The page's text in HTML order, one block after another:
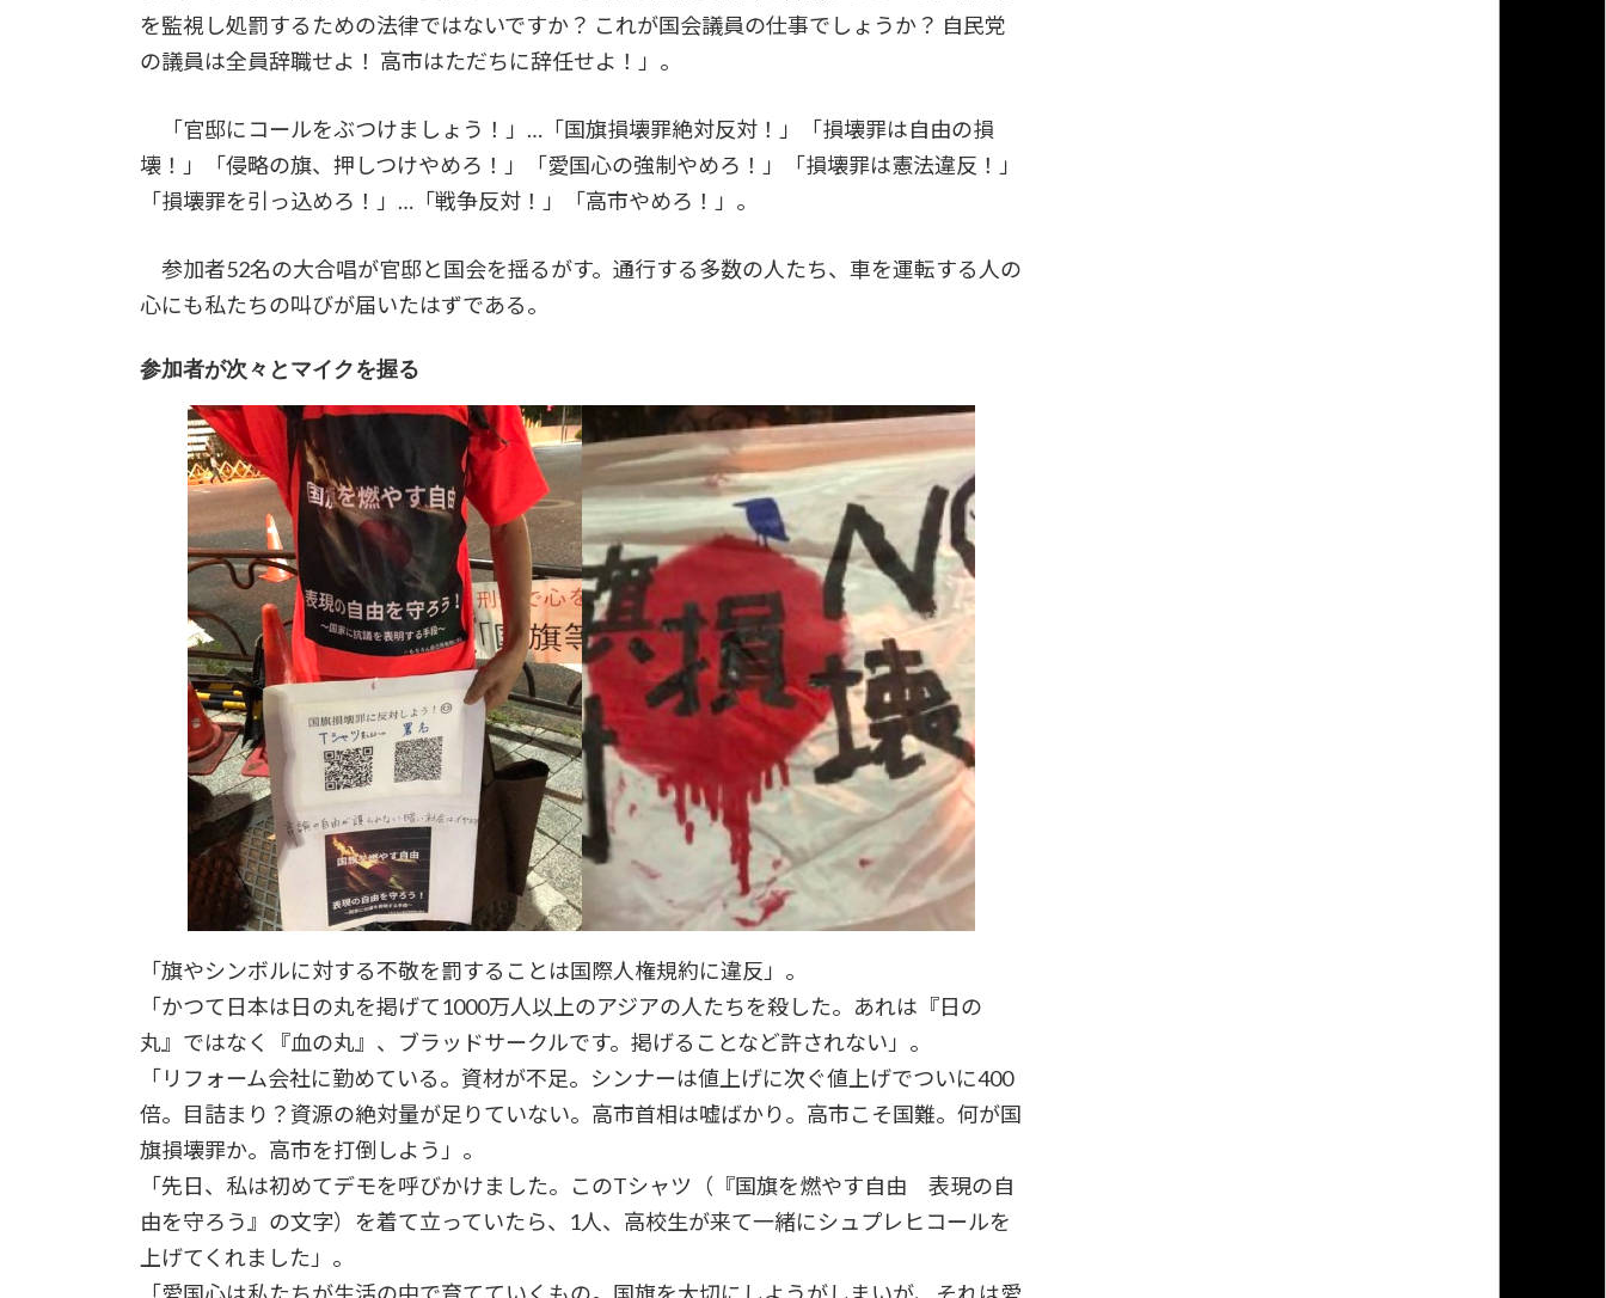
を監視し処罰するための法律ではないですか？ これが国会議員の仕事でしょうか？ 自民党
の議員は全員辞職せよ！ 高市はただちに辞任せよ！」。
「官邸にコールをぶつけましょう！」…「国旗損壊罪絶対反対！」「損壊罪は自由の損
壊！」「侵略の旗、押しつけやめろ！」「愛国心の強制やめろ！」「損壊罪は憲法違反！」
「損壊罪を引っ込めろ！」…「戦争反対！」「高市やめろ！」。
参加者52名の大合唱が官邸と国会を揺るがす。通行する多数の人たち、車を運転する人の
心にも私たちの叫びが届いたはずである。
参加者が次々とマイクを握る
「旗やシンボルに対する不敬を罰することは国際人権規約に違反」。
「かつて日本は日の丸を掲げて1000万人以上のアジアの人たちを殺した。あれは『日の
丸』ではなく『血の丸』、ブラッドサークルです。掲げることなど許されない」。
「リフォーム会社に勤めている。資材が不足。シンナーは値上げに次ぐ値上げでついに400
倍。目詰まり？資源の絶対量が足りていない。高市首相は嘘ばかり。高市こそ国難。何が国
旗損壊罪か。高市を打倒しよう」。
「先日、私は初めてデモを呼びかけました。このTシャツ（『国旗を燃やす自由 表現の自
由を守ろう』の文字）を着て立っていたら、1人、高校生が来て一緒にシュプレヒコールを
上げてくれました」。